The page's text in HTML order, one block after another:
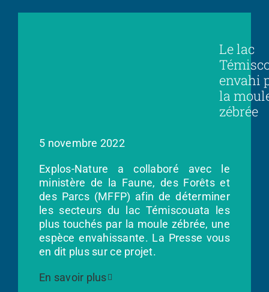
Le lac
envahi
la
zébrée
5 novembre 2022
Explos-Nature a collaboré avec le
ministère de la Faune, des Forêts et
des Parcs (MFFP) afin de déterminer
les secteurs du lac Témiscouata les
plus touchés par la moule zébrée, une
espèce envahissante. La Presse vous
en dit plus sur ce projet.
En savoir plus